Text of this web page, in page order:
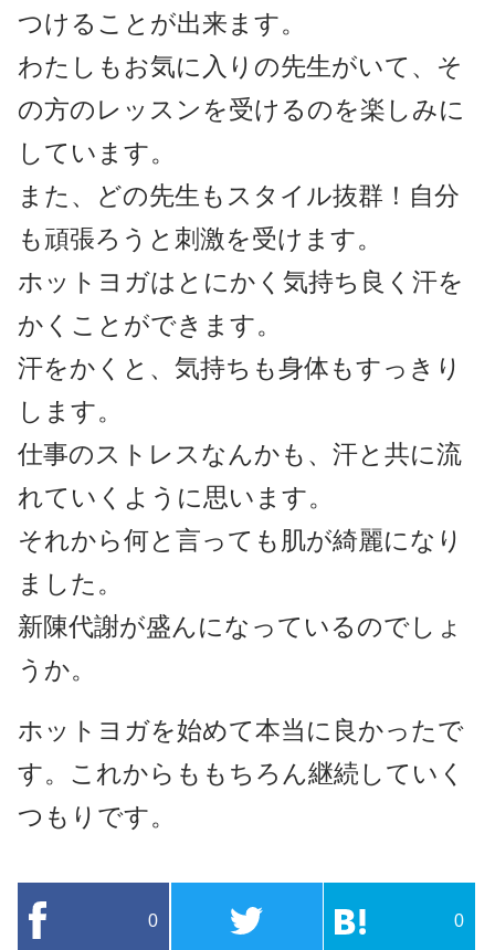
つけることが出来ます。
わたしもお気に入りの先生がいて、そ
の方のレッスンを受けるのを楽しみに
しています。
また、どの先生もスタイル抜群！自分
も頑張ろうと刺激を受けます。
ホットヨガはとにかく気持ち良く汗を
かくことができます。
汗をかくと、気持ちも身体もすっきり
します。
仕事のストレスなんかも、汗と共に流
れていくように思います。
それから何と言っても肌が綺麗になり
ました。
新陳代謝が盛んになっているのでしょ
うか。
ホットヨガを始めて本当に良かったで
す。これからももちろん継続していく
つもりです。
0 0